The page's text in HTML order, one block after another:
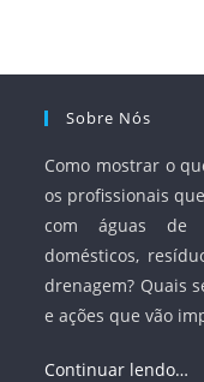
Sobre Nós
Como mostrar o
os profissionais
com águas de
domésticos,
drenagem? Quais
e ações que vão
Continuar lendo…